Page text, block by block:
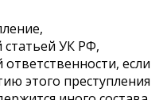
статьей УК РФ,
если
этого преступления